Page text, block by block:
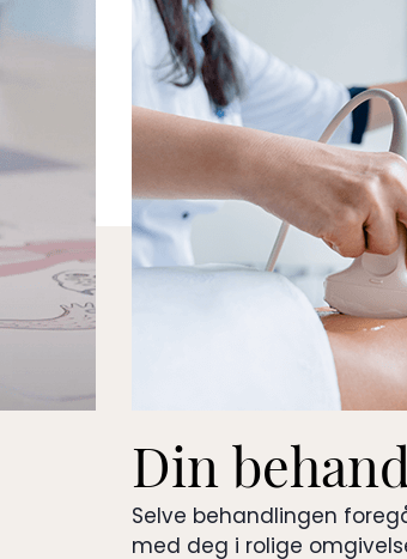
Din
Selve behandlingen
med deg i rolige